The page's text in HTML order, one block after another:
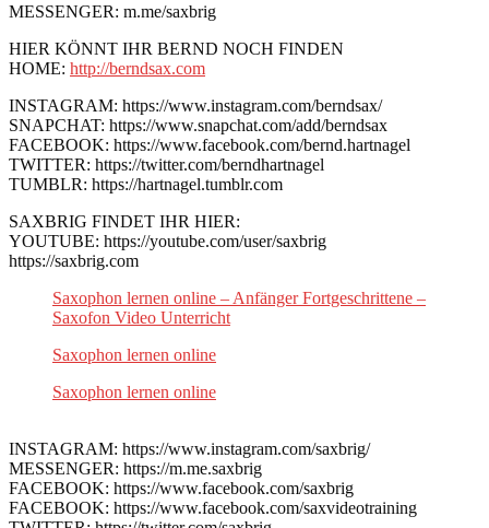
MESSENGER: m.me/saxbrig
HIER KÖNNT IHR BERND NOCH FINDEN
HOME: http://berndsax.com
INSTAGRAM: https://www.instagram.com/berndsax/
SNAPCHAT: https://www.snapchat.com/add/berndsax
FACEBOOK: https://www.facebook.com/bernd.hartnagel
TWITTER: https://twitter.com/berndhartnagel
TUMBLR: https://hartnagel.tumblr.com
SAXBRIG FINDET IHR HIER:
YOUTUBE: https://youtube.com/user/saxbrig
https://saxbrig.com
Saxophon lernen online – Anfänger Fortgeschrittene –
Saxofon Video Unterricht
Saxophon lernen online
Saxophon lernen online
INSTAGRAM: https://www.instagram.com/saxbrig/
MESSENGER: https://m.me.saxbrig
FACEBOOK: https://www.facebook.com/saxbrig
FACEBOOK: https://www.facebook.com/saxvideotraining